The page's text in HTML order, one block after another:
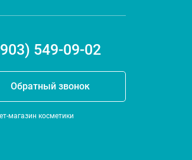
549-09-02
Обратный звонок
магазин косметики